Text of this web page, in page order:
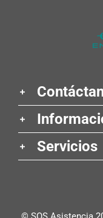
Servicios